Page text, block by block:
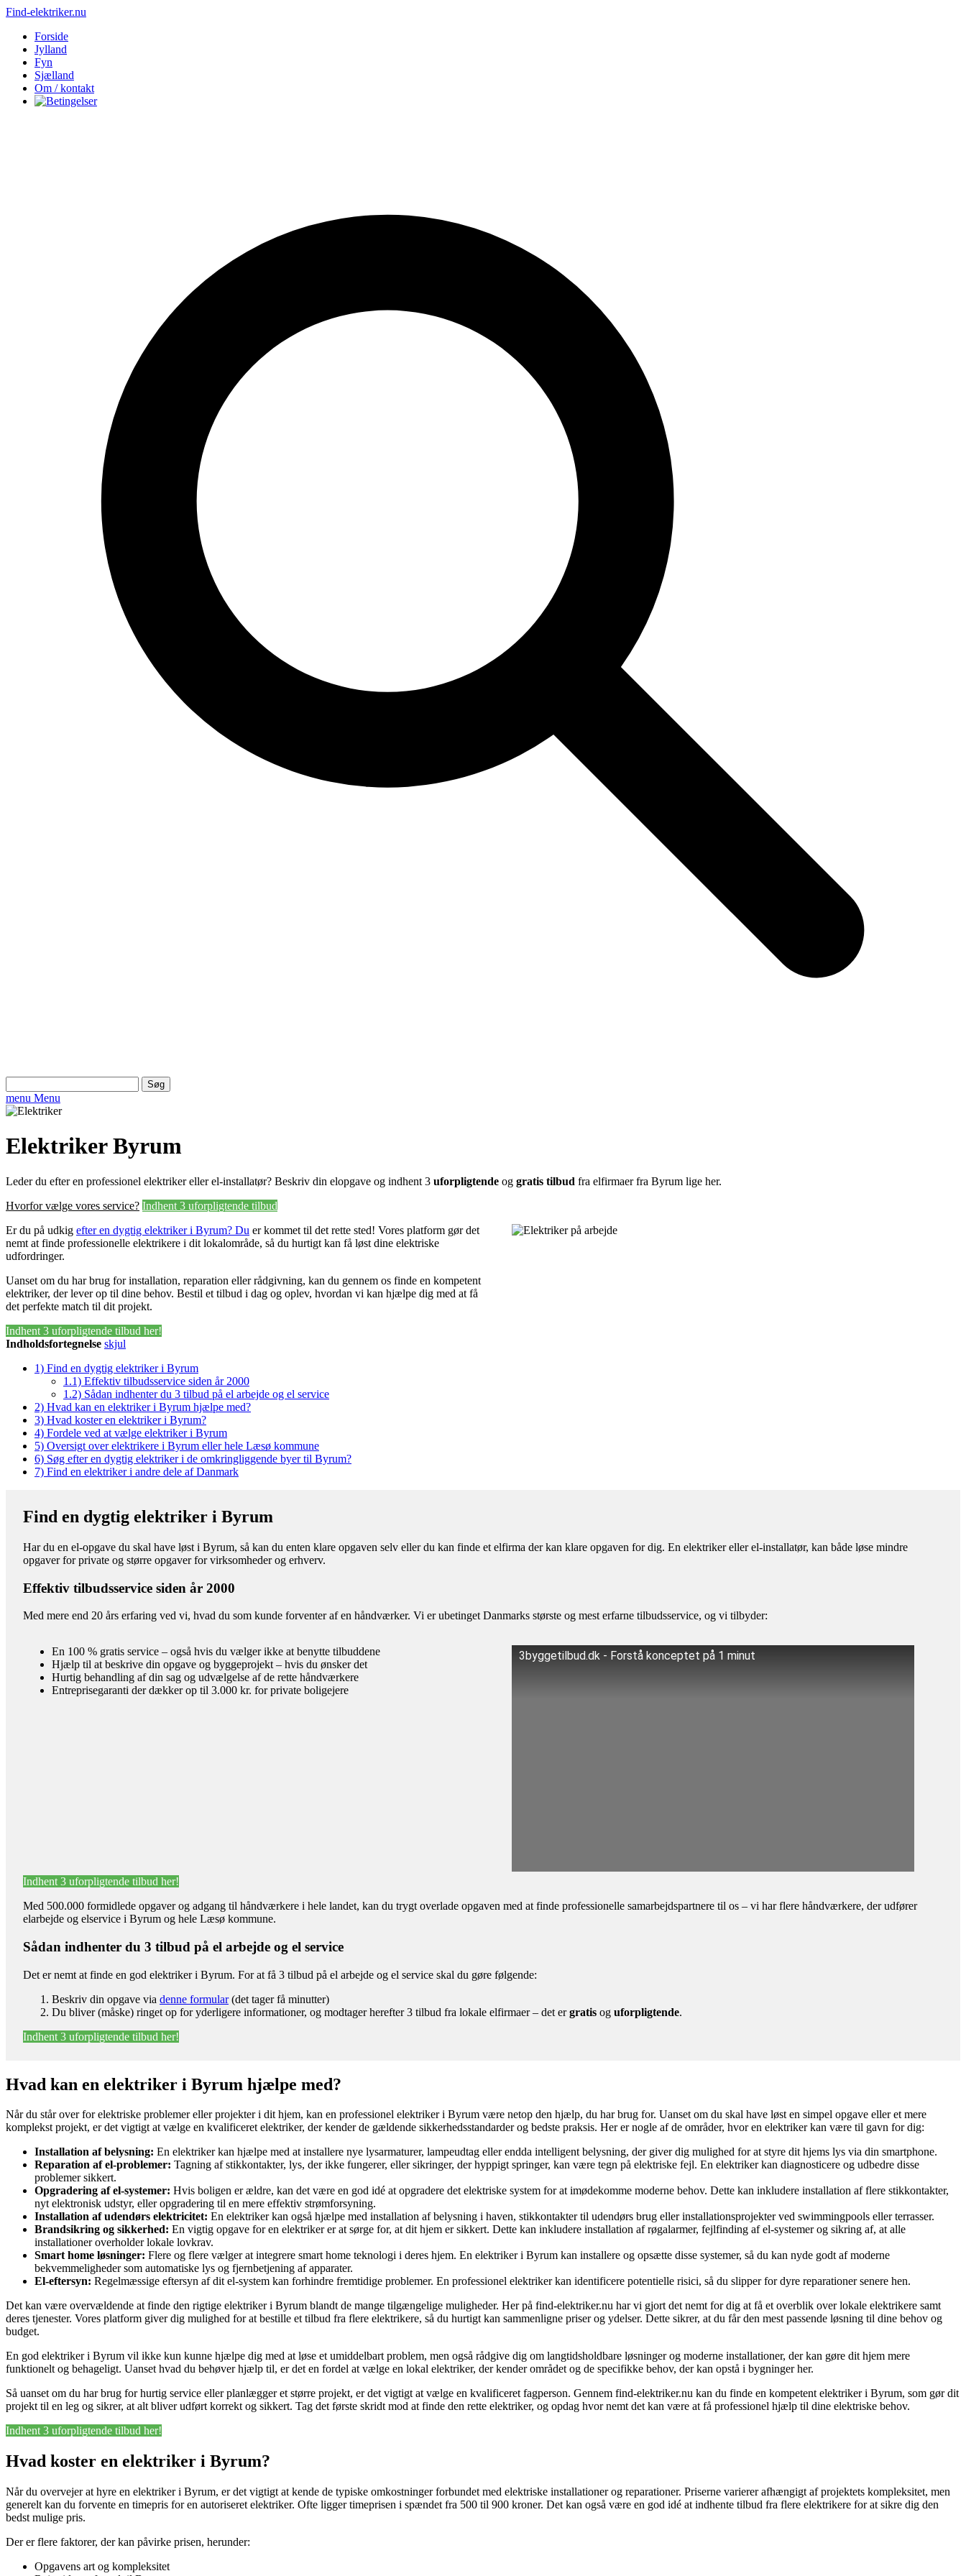
Find-elektriker.nu
Forside
Jylland
Fyn
Sjælland
Om / kontakt
efter:
menu Menu
Elektriker Byrum
Leder du efter en professionel elektriker eller el-installatør? Beskriv din elopgave og indhent 3 uforpligtende og gratis tilbud fra elfirmaer fra Byrum lige her.
Hvorfor vælge vores service? Indhent 3 uforpligtende tilbud
Er du på udkig efter en dygtig elektriker i Byrum? Du er kommet til det rette sted! Vores platform gør det
nemt at finde professionelle elektrikere i dit lokalområde, så du hurtigt kan få løst dine elektriske
udfordringer.
Uanset om du har brug for installation, reparation eller rådgivning, kan du gennem os finde en kompetent
elektriker, der lever op til dine behov. Bestil et tilbud i dag og oplev, hvordan vi kan hjælpe dig med at få
det perfekte match til dit projekt.
Indhent 3 uforpligtende tilbud her!
Indholdsfortegnelse skjul
1) Find en dygtig elektriker i Byrum
1.1) Effektiv tilbudsservice siden år 2000
1.2) Sådan indhenter du 3 tilbud på el arbejde og el service
2) Hvad kan en elektriker i Byrum hjælpe med?
3) Hvad koster en elektriker i Byrum?
4) Fordele ved at vælge elektriker i Byrum
5) Oversigt over elektrikere i Byrum eller hele Læsø kommune
6) Søg efter en dygtig elektriker i de omkringliggende byer til Byrum?
7) Find en elektriker i andre dele af Danmark
Find en dygtig elektriker i Byrum
Har du en el-opgave du skal have løst i Byrum, så kan du enten klare opgaven selv eller du kan finde et elfirma der kan klare opgaven for dig. En elektriker eller el-installatør, kan både løse mindre
opgaver for private og større opgaver for virksomheder og erhverv.
Effektiv tilbudsservice siden år 2000
Med mere end 20 års erfaring ved vi, hvad du som kunde forventer af en håndværker. Vi er ubetinget Danmarks største og mest erfarne tilbudsservice, og vi tilbyder:
En 100 % gratis service – også hvis du vælger ikke at benytte tilbuddene
Hjælp til at beskrive din opgave og byggeprojekt – hvis du ønsker det
Hurtig behandling af din sag og udvælgelse af de rette håndværkere
Entreprisegaranti der dækker op til 3.000 kr. for private boligejere
3byggetilbud.dk - Forstå konceptet på 1 minut
Indhent 3 uforpligtende tilbud her!
Med 500.000 formidlede opgaver og adgang til håndværkere i hele landet, kan du trygt overlade opgaven med at finde professionelle samarbejdspartnere til os – vi har flere håndværkere, der udfører
elarbejde og elservice i Byrum og hele Læsø kommune.
Sådan indhenter du 3 tilbud på el arbejde og el service
Det er nemt at finde en god elektriker i Byrum. For at få 3 tilbud på el arbejde og el service skal du gøre følgende:
Beskriv din opgave via denne formular(det tager få minutter)
Du bliver (måske) ringet op for yderligere informationer, og modtager herefter 3 tilbud fra lokale elfirmaer – det ergratis og uforpligtende.
Indhent 3 uforpligtende tilbud her!
Hvad kan en elektriker i Byrum hjælpe med?
Når du står over for elektriske problemer eller projekter i dit hjem, kan en professionel elektriker i Byrum være netop den hjælp, du har brug for. Uanset om du skal have løst en simpel opgave eller et mere
komplekst projekt, er det vigtigt at vælge en kvalificeret elektriker, der kender de gældende sikkerhedsstandarder og bedste praksis. Her er nogle af de områder, hvor en elektriker kan være til gavn for dig:
Installation af belysning: En elektriker kan hjælpe med at installere nye lysarmaturer, lampeudtag eller endda intelligent belysning, der giver dig mulighed for at styre dit hjems lys via din smartphone.
Reparation af el-problemer: Tagning af stikkontakter, lys, der ikke fungerer, eller sikringer, der hyppigt springer, kan være tegn på elektriske fejl. En elektriker kan diagnosticere og udbedre disse
problemer sikkert.
Opgradering af el-systemer: Hvis boligen er ældre, kan det være en god idé at opgradere det elektriske system for at imødekomme moderne behov. Dette kan inkludere installation af flere stikkontakter,
nyt elektronisk udstyr, eller opgradering til en mere effektiv strømforsyning.
Installation af udendørs elektricitet: En elektriker kan også hjælpe med installation af belysning i haven, stikkontakter til udendørs brug eller installationsprojekter ved swimmingpools eller terrasser.
Brandsikring og sikkerhed: En vigtig opgave for en elektriker er at sørge for, at dit hjem er sikkert. Dette kan inkludere installation af røgalarmer, fejlfinding af el-systemer og sikring af, at alle
installationer overholder lokale lovkrav.
Smart home løsninger: Flere og flere vælger at integrere smart home teknologi i deres hjem. En elektriker i Byrum kan installere og opsætte disse systemer, så du kan nyde godt af moderne
bekvemmeligheder som automatiske lys og fjernbetjening af apparater.
El-eftersyn: Regelmæssige eftersyn af dit el-system kan forhindre fremtidige problemer. En professionel elektriker kan identificere potentielle risici, så du slipper for dyre reparationer senere hen.
Det kan være overvældende at finde den rigtige elektriker i Byrum blandt de mange tilgængelige muligheder. Her på find-elektriker.nu har vi gjort det nemt for dig at få et overblik over lokale elektrikere samt
deres tjenester. Vores platform giver dig mulighed for at bestille et tilbud fra flere elektrikere, så du hurtigt kan sammenligne priser og ydelser. Dette sikrer, at du får den mest passende løsning til dine behov og
budget.
En god elektriker i Byrum vil ikke kun kunne hjælpe dig med at løse et umiddelbart problem, men også rådgive dig om langtidsholdbare løsninger og moderne installationer, der kan gøre dit hjem mere
funktionelt og behageligt. Uanset hvad du behøver hjælp til, er det en fordel at vælge en lokal elektriker, der kender området og de specifikke behov, der kan opstå i bygninger her.
Så uanset om du har brug for hurtig service eller planlægger et større projekt, er det vigtigt at vælge en kvalificeret fagperson. Gennem find-elektriker.nu kan du finde en kompetent elektriker i Byrum, som gør dit
projekt til en leg og sikrer, at alt bliver udført korrekt og sikkert. Tag det første skridt mod at finde den rette elektriker, og opdag hvor nemt det kan være at få professionel hjælp til dine elektriske behov.
Indhent 3 uforpligtende tilbud her!
Hvad koster en elektriker i Byrum?
Når du overvejer at hyre en elektriker i Byrum, er det vigtigt at kende de typiske omkostninger forbundet med elektriske installationer og reparationer. Priserne varierer afhængigt af projektets kompleksitet, men
generelt kan du forvente en timepris for en autoriseret elektriker. Ofte ligger timeprisen i spændet fra 500 til 900 kroner. Det kan også være en god idé at indhente tilbud fra flere elektrikere for at sikre dig den
bedst mulige pris.
Der er flere faktorer, der kan påvirke prisen, herunder:
Opgavens art og kompleksitet